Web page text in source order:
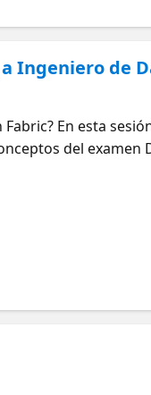
Ingeniero de
En esta
del examen
para el examen